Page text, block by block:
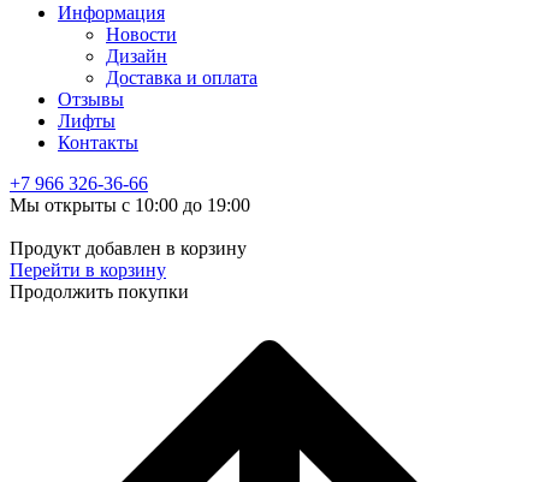
Информация
Новости
Дизайн
Доставка и оплата
Отзывы
Лифты
Контакты
+7 966 326-36-66
Мы открыты с 10:00 до 19:00
Продукт добавлен в корзину
Перейти в корзину
Продолжить покупки